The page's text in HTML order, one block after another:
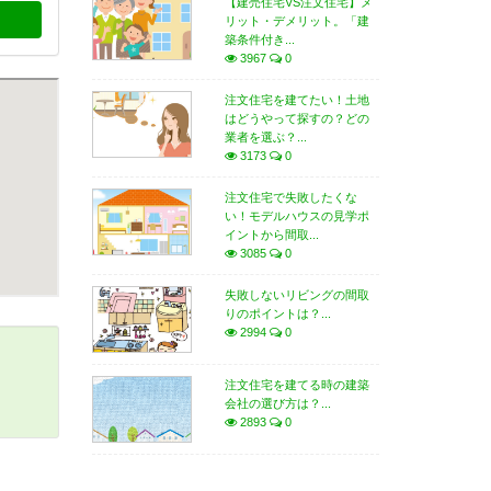
リット・デメリット。「建
築条件付き...
3967
0
注文住宅を建てたい！土地
はどうやって探すの？どの
業者を選ぶ？...
3173
0
注文住宅で失敗したくな
い！モデルハウスの見学ポ
イントから間取...
3085
0
失敗しないリビングの間取
りのポイントは？...
2994
0
注文住宅を建てる時の建築
会社の選び方は？...
2893
0